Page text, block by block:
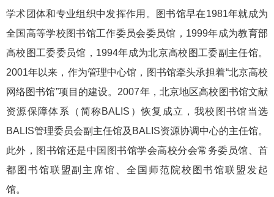
学术团体和专业组织中发挥作用。图书馆早在1981年就成为
全国高等学校图书馆工作委员会委员馆，1999年成为教育部
高校图工委委员馆，1994年成为北京高校图工委副主任馆。
2001年以来，作为管理中心馆，图书馆牵头承担着“北京高校
网络图书馆”项目的建设。2007年，北京地区高校图书馆文献
资源保障体系（简称BALIS）恢复成立，我校图书馆当选
BALIS管理委员会副主任馆及BALIS资源协调中心的主任馆。
此外，图书馆还是中国图书馆学会高校分会常务委员馆、首
都图书馆联盟副主席馆、全国师范院校图书馆联盟发起
馆。